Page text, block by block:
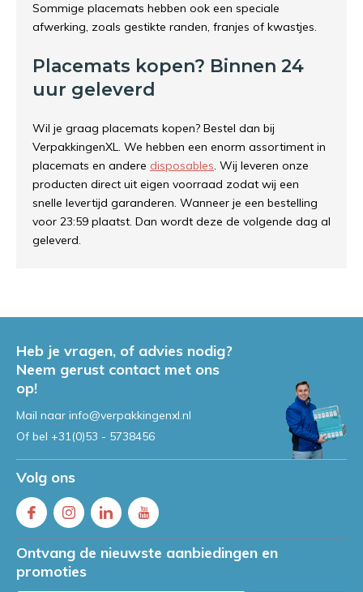
Sommige placemats hebben ook een speciale
afwerking, zoals gestikte randen, franjes of kwastjes.
Placemats kopen? Binnen 24
uur geleverd
Wil je graag placemats kopen? Bestel dan bij
VerpakkingenXL. We hebben een enorm assortiment in
placemats en andere disposables. Wij leveren onze
producten direct uit eigen voorraad zodat wij een
snelle levertijd garanderen. Wanneer je een bestelling
voor 23:59 plaatst. Dan wordt deze de volgende dag al
geleverd.
Heb je vragen, of advies nodig?
Neem gerust contact met ons
op!
Mail naar info@verpakkingenxl.nl
Of bel +31(0)53 - 5738456
Volg ons
Ontvang de nieuwste aanbiedingen en
promoties